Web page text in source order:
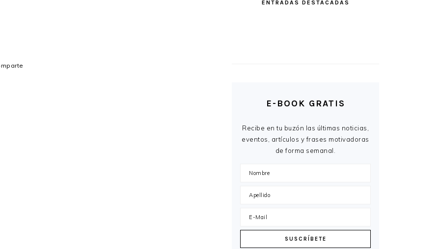
ENTRADAS DESTACADAS
E-BOOK GRATIS
Recibe en tu buzón las últimas noticias,
eventos, artículos y frases motivadoras
de forma semanal.